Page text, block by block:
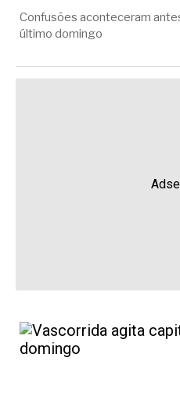
Confusões aconteceram
último domingo